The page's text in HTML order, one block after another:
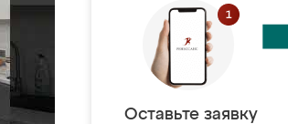
Оставьте заявку